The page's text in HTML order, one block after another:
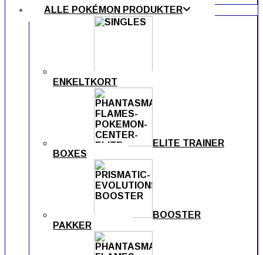
ALLE POKÉMON PRODUKTER
ENKELTKORT
ELITE TRAINER
BOXES
BOOSTER
PAKKER